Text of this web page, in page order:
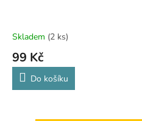
Skladem (2 ks)
99 Kč
Do košíku